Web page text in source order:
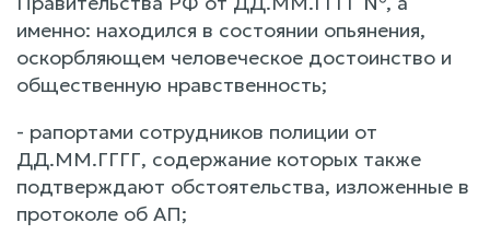
именно: находился в состоянии опьянения,
оскорбляющем человеческое достоинство и
общественную нравственность;
- рапортами сотрудников полиции от
ДД.ММ.ГГГГ, содержание которых также
подтверждают обстоятельства, изложенные в
протоколе об АП;